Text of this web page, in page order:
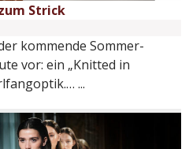
Strick
kommende Sommer-
vor: ein „Knitted in
...